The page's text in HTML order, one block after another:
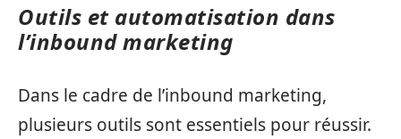
Outils et automatisation dans
l’inbound marketing
Dans le cadre de l’inbound marketing,
plusieurs outils sont essentiels pour réussir.